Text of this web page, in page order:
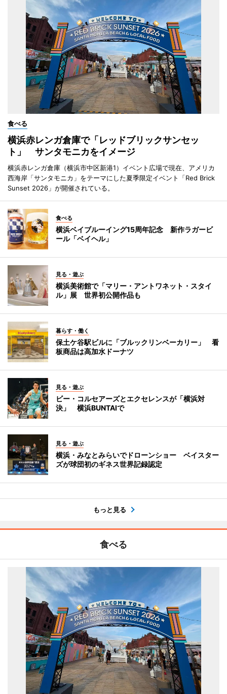
食べる
横浜赤レンガ倉庫で「レッドブリックサンセッ
ト」 サンタモニカをイメージ
横浜赤レンガ倉庫（横浜市中区新港1）イベント広場で現在、アメリカ
西海岸「サンタモニカ」をテーマにした夏季限定イベント「Red Brick
Sunset 2026」が開催されている。
食べる
横浜ベイブルーイング15周年記念 新作ラガービ
ール「ベイヘル」
見る・遊ぶ
横浜美術館で「マリー・アントワネット・スタイ
ル」展 世界初公開作品も
暮らす・働く
保土ケ谷駅ビルに「ブルックリンベーカリー」 看
板商品は高加水ドーナツ
見る・遊ぶ
ビー・コルセアーズとエクセレンスが「横浜対
決」 横浜BUNTAIで
見る・遊ぶ
横浜・みなとみらいでドローンショー ベイスター
ズが球団初のギネス世界記録認定
もっと見る
食べる